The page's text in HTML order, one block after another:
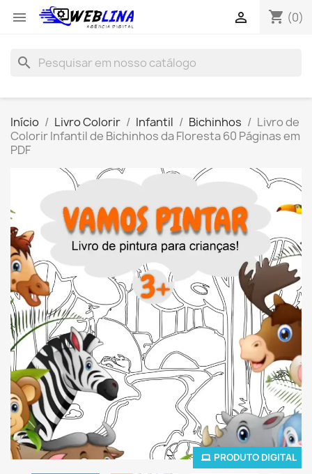
 shopping_cart (0)

search
Início Livro Colorir Infantil Bichinhos
Livro de
Colorir Infantil de Bichinhos da Floresta 60 Páginas em
PDF
PRODUTO DIGITAL